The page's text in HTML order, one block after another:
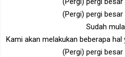
(Pergi) pergi
Sudah
Kami akan melakukan beberapa
(Pergi) pergi